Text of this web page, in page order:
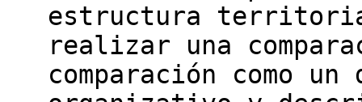
estructura
realizar una
comparación como